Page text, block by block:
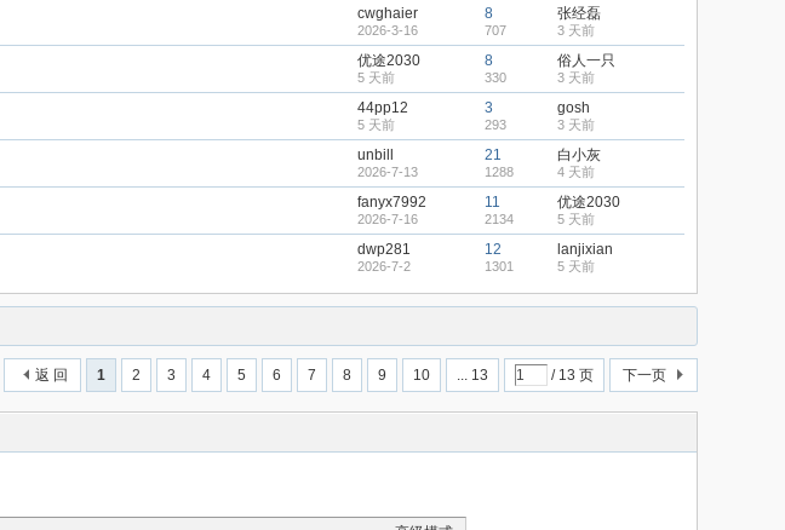
cwghaier
2026-3-16
8
707
张经磊
3 天前
优途2030
5 天前
8
330
俗人一只
3 天前
44pp12
5 天前
3
293
gosh
3 天前
unbill
2026-7-13
21
1288
白小灰
4 天前
fanyx7992
2026-7-16
11
2134
优途2030
5 天前
dwp281
2026-7-2
12
1301
lanjixian
5 天前
1 2 3 4 5 6 7 8 9 10 ... 13 / 13 页 下一页
返 回